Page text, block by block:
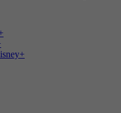
Family, Sci-Fi, Fantasy,